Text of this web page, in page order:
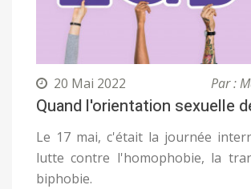
20 Mai 2022 Par :
Quand l'orientation sexuelle
Le 17 mai, c'était la journée
lutte contre l'homophobie, la
biphobie.